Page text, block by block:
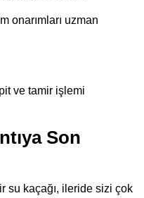
onarımları uzman
ve tamir işlemi
Son
su kaçağı, ileride sizi çok